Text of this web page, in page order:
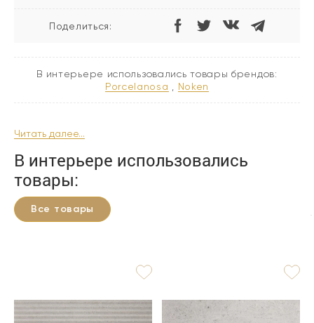
В интерьере использовались товары брендов:
porcelanosa
noken
Читать далее...
Поделиться:
В интерьере использовались
товары:
Все товары